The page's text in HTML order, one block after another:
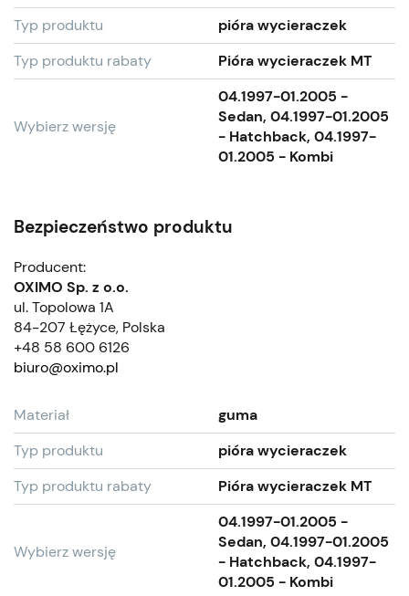
Typ produktu
pióra wycieraczek
Typ produktu rabaty
Pióra wycieraczek MT
Wybierz wersję
04.1997-01.2005 -
Sedan, 04.1997-01.2005
- Hatchback, 04.1997-
01.2005 - Kombi
Bezpieczeństwo produktu
Producent:
OXIMO Sp. z o.o.
ul. Topolowa 1A
84-207 Łężyce, Polska
+48 58 600 6126
biuro@oximo.pl
Materiał
guma
Typ produktu
pióra wycieraczek
Typ produktu rabaty
Pióra wycieraczek MT
Wybierz wersję
04.1997-01.2005 -
Sedan, 04.1997-01.2005
- Hatchback, 04.1997-
01.2005 - Kombi